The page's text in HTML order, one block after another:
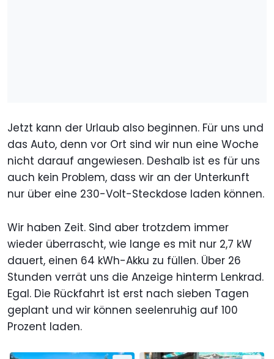
Jetzt kann der Urlaub also beginnen. Für uns und
das Auto, denn vor Ort sind wir nun eine Woche
nicht darauf angewiesen. Deshalb ist es für uns
auch kein Problem, dass wir an der Unterkunft
nur über eine 230-Volt-Steckdose laden können.
Wir haben Zeit. Sind aber trotzdem immer
wieder überrascht, wie lange es mit nur 2,7 kW
dauert, einen 64 kWh-Akku zu füllen. Über 26
Stunden verrät uns die Anzeige hinterm Lenkrad.
Egal. Die Rückfahrt ist erst nach sieben Tagen
geplant und wir können seelenruhig auf 100
Prozent laden.